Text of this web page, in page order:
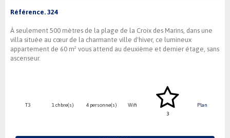
Référence. 324
À seulement 500 mètres de la plage de la Croix des Marins, dans une
villa située au cœur de la charmante ville d'hiver, ce lumineux
appartement de 60 m² vous attend au deuxième et dernier étage, sans
ascenseur.
T3 1 chbre(s) 4 personne(s)
Wifi
3
Plan